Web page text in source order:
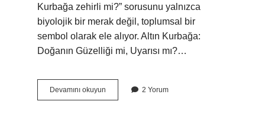
Kurbağa zehirli mi?” sorusunu yalnızca
biyolojik bir merak değil, toplumsal bir
sembol olarak ele alıyor. Altın Kurbağa:
Doğanın Güzelliği mi, Uyarısı mı?…
Devamını okuyun
Kurbağa
2 Yorum